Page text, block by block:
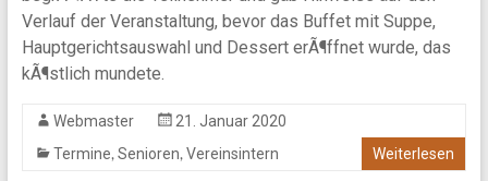
Verlauf der Veranstaltung, bevor das Buffet mit Suppe,
Hauptgerichtsauswahl und Dessert erÃ¶ffnet wurde, das
kÃ¶stlich mundete.
Webmaster
21. Januar 2020
Termine, Senioren, Vereinsintern Weiterlesen